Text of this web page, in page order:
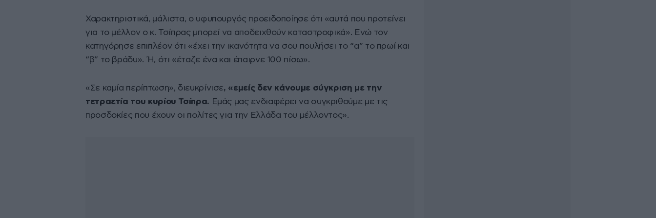
Χαρακτηριστικά, μάλιστα, ο υφυπουργός προειδοποίησε ότι «αυτά που προτείνει
για το μέλλον ο κ. Τσίπρας μπορεί να αποδειχθούν καταστροφικά». Ενώ τον
κατηγόρησε επιπλέον ότι «έχει την ικανότητα να σου πουλήσει το “α” το πρωί και
“β” το βράδυ». Ή, ότι «έταζε ένα και έπαιρνε 100 πίσω».
«Σε καμία περίπτωση», διευκρίνισε, «εμείς δεν κάνουμε σύγκριση με την
τετραετία του κυρίου Τσίπρα. Εμάς μας ενδιαφέρει να συγκριθούμε με τις
προσδοκίες που έχουν οι πολίτες για την Ελλάδα του μέλλοντος».